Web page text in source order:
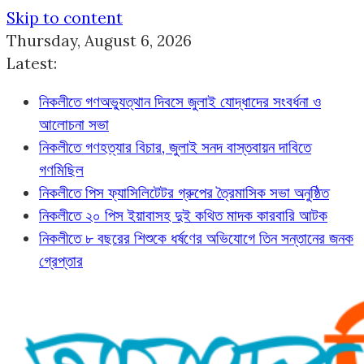
Skip to content
Thursday, August 6, 2026
Latest:
নিকলীতে গণঅভ্যুত্থান দিবসে জুলাই যোদ্ধাদের সংবর্ধনা ও
আলোচনা সভা
নিকলীতে গণহত্যার বিচার, জুলাই সনদ বাস্তবায়ন দাবিতে
গণমিছিল
নিকলীতে পিস ফ্যাসিলিটেটর গ্রুপের ত্রৈমাসিক সভা অনুষ্ঠিত
নিকলীতে ২০ পিস ইয়াবাসহ দুই কথিত মাদক কারবারি আটক
নিকলীতে ৮ বছরের শিশুকে ধর্ষণের অভিযোগে তিন সন্তানের জনক
গ্রেপ্তার